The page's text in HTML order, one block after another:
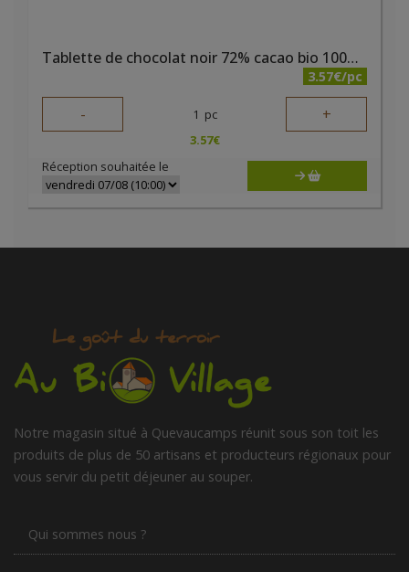
Tablette de chocolat noir 72% cacao bio 100g Elibio
3.57€/pc
- 1 pc +
3.57€
Réception souhaitée le
Notre magasin situé à Quevaucamps réunit sous son toit les
produits de plus de 50 artisans et producteurs régionaux pour
vous servir du petit déjeuner au souper.
Qui sommes nous ?